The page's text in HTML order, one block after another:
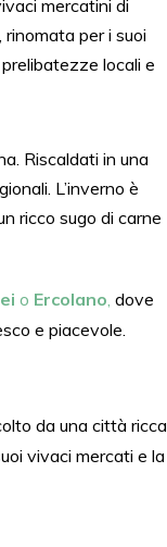
mercatini di
, rinomata per i suoi
locali e
Riscaldati in una
L’inverno è
un ricco sugo di carne
o Ercolano dove
e piacevole.
da una città ricca
vivaci mercati e la